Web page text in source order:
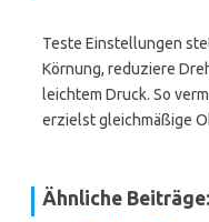
Teste Einstellungen
Körnung, reduziere
leichtem Druck. So
erzielst gleichmäßige
Ähnliche Beiträge: